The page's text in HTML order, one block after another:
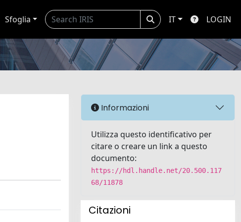
Sfoglia IT LOGIN
Informazioni
Utilizza questo identificativo per
citare o creare un link a questo
documento:
https://hdl.handle.net/20.500.117
68/11878
Citazioni